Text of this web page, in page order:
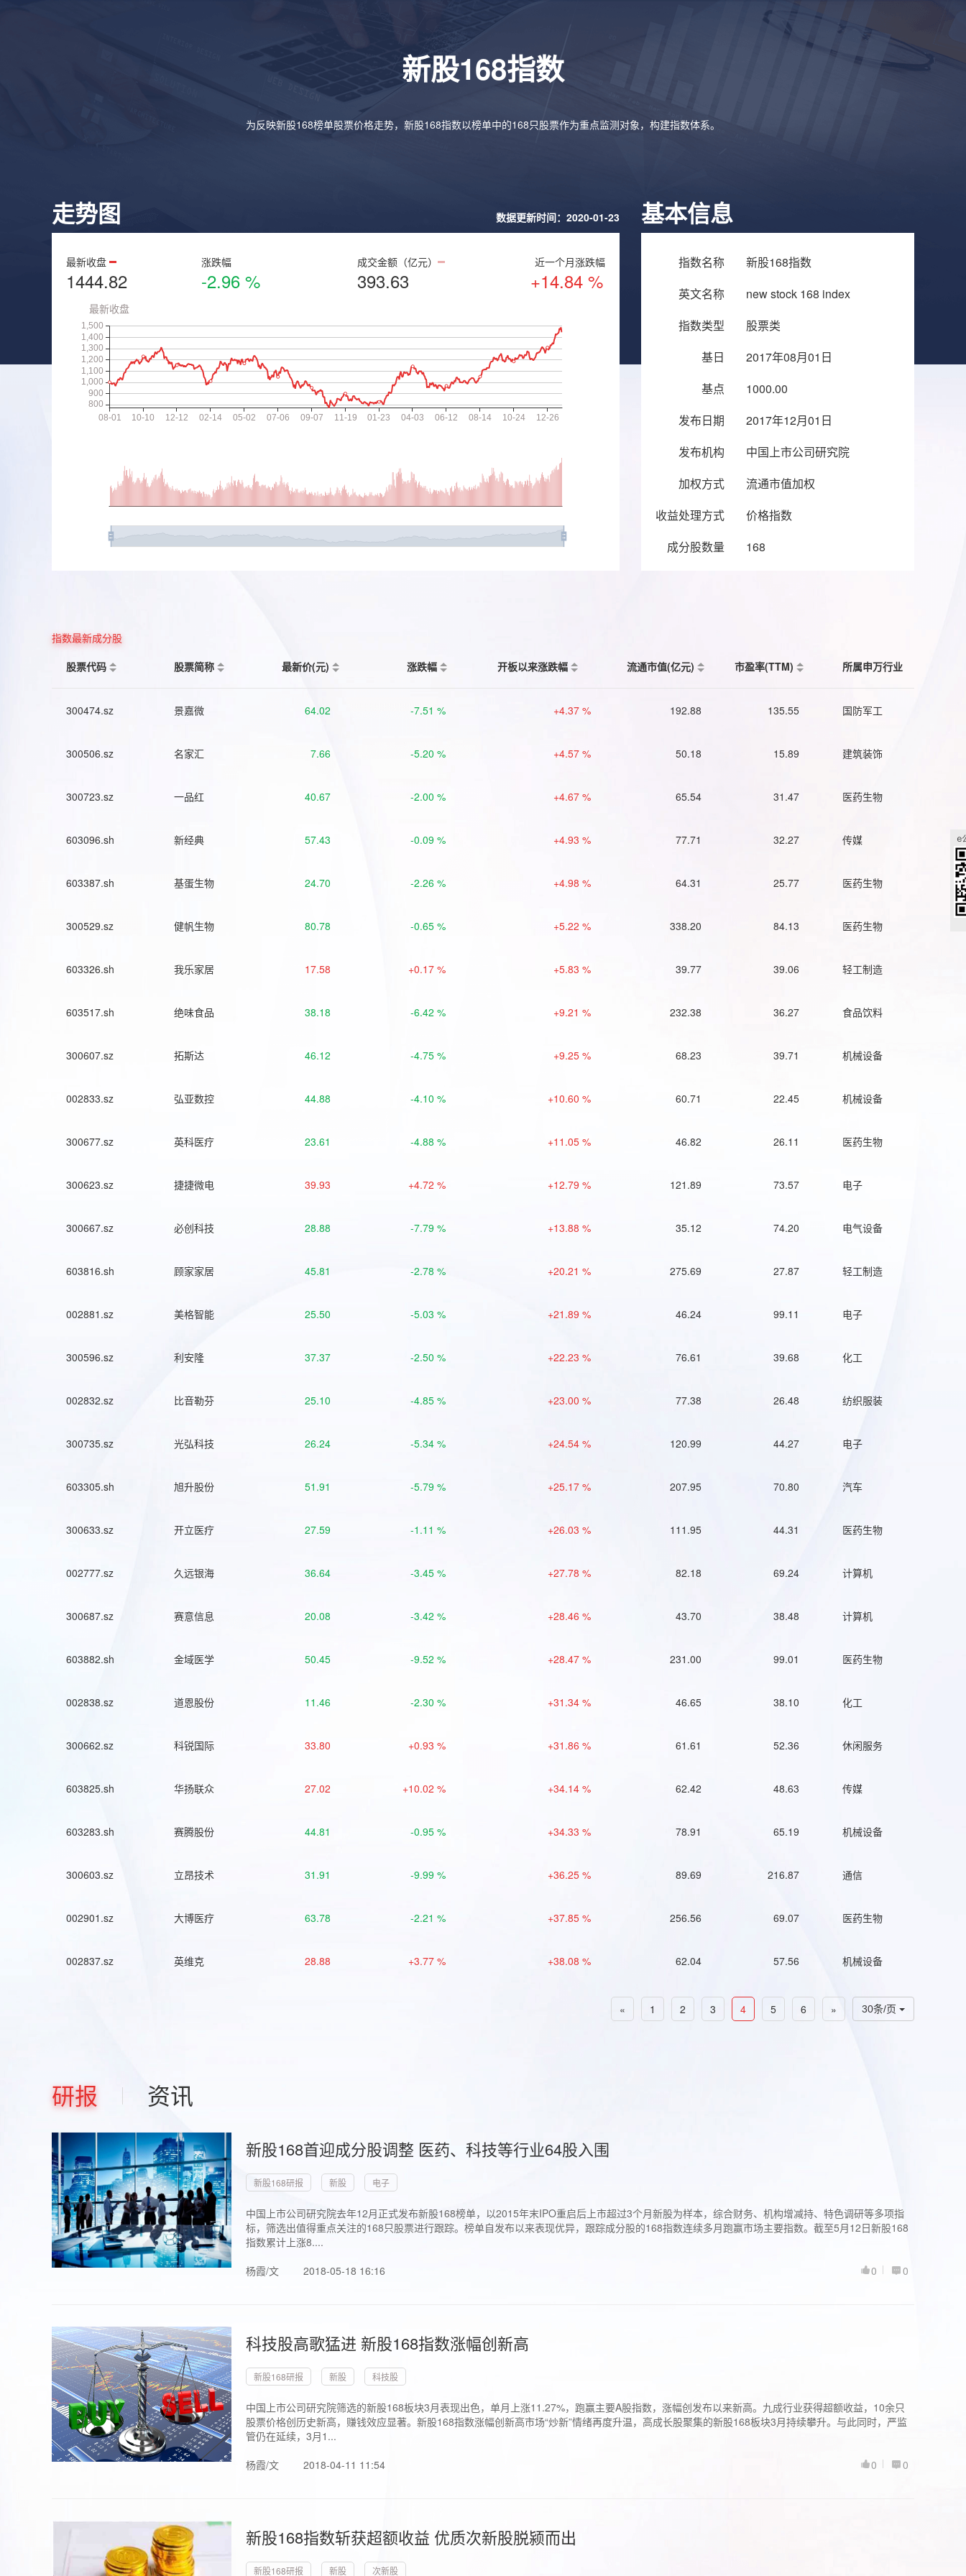
新股168指数
为反映新股168榜单股票价格走势，新股168指数以榜单中的168只股票作为重点监测对象，构建指数体系。
走势图 数据更新时间：2020-01-23
最新收盘
1444.82
涨跌幅
-2.96 %
成交金额（亿元）
393.63
近一个月涨跌幅
+14.84 %
基本信息
指数名称
新股168指数
英文名称
new stock 168 index
指数类型
股票类
基日
2017年08月01日
基点
1000.00
发布日期
2017年12月01日
发布机构
中国上市公司研究院
加权方式
流通市值加权
收益处理方式
价格指数
成分股数量
168
指数最新成分股
股票代码
股票简称 最新价(元) 涨跌幅 开板以来涨跌幅 流通市值(亿元) 市盈率(TTM) 所属申万行业
300474.sz 景嘉微 64.02 -7.51 % +4.37 % 192.88 135.55 国防军工
300506.sz 名家汇 7.66 -5.20 % +4.57 % 50.18 15.89 建筑装饰
300723.sz 一品红 40.67 -2.00 % +4.67 % 65.54 31.47 医药生物
603096.sh 新经典 57.43 -0.09 % +4.93 % 77.71 32.27 传媒
603387.sh 基蛋生物 24.70 -2.26 % +4.98 % 64.31 25.77 医药生物
300529.sz 健帆生物 80.78 -0.65 % +5.22 % 338.20 84.13 医药生物
603326.sh 我乐家居 17.58 +0.17 % +5.83 % 39.77 39.06 轻工制造
603517.sh 绝味食品 38.18 -6.42 % +9.21 % 232.38 36.27 食品饮料
300607.sz 拓斯达 46.12 -4.75 % +9.25 % 68.23 39.71 机械设备
002833.sz 弘亚数控 44.88 -4.10 % +10.60 % 60.71 22.45 机械设备
300677.sz 英科医疗 23.61 -4.88 % +11.05 % 46.82 26.11 医药生物
300623.sz 捷捷微电 39.93 +4.72 % +12.79 % 121.89 73.57 电子
300667.sz 必创科技 28.88 -7.79 % +13.88 % 35.12 74.20 电气设备
603816.sh 顾家家居 45.81 -2.78 % +20.21 % 275.69 27.87 轻工制造
002881.sz 美格智能 25.50 -5.03 % +21.89 % 46.24 99.11 电子
300596.sz 利安隆 37.37 -2.50 % +22.23 % 76.61 39.68 化工
002832.sz 比音勒芬 25.10 -4.85 % +23.00 % 77.38 26.48 纺织服装
300735.sz 光弘科技 26.24 -5.34 % +24.54 % 120.99 44.27 电子
603305.sh 旭升股份 51.91 -5.79 % +25.17 % 207.95 70.80 汽车
300633.sz 开立医疗 27.59 -1.11 % +26.03 % 111.95 44.31 医药生物
002777.sz 久远银海 36.64 -3.45 % +27.78 % 82.18 69.24 计算机
300687.sz 赛意信息 20.08 -3.42 % +28.46 % 43.70 38.48 计算机
603882.sh 金域医学 50.45 -9.52 % +28.47 % 231.00 99.01 医药生物
002838.sz 道恩股份 11.46 -2.30 % +31.34 % 46.65 38.10 化工
300662.sz 科锐国际 33.80 +0.93 % +31.86 % 61.61 52.36 休闲服务
603825.sh 华扬联众 27.02 +10.02 % +34.14 % 62.42 48.63 传媒
603283.sh 赛腾股份 44.81 -0.95 % +34.33 % 78.91 65.19 机械设备
300603.sz 立昂技术 31.91 -9.99 % +36.25 % 89.69 216.87 通信
002901.sz 大博医疗 63.78 -2.21 % +37.85 % 256.56 69.07 医药生物
002837.sz 英维克 28.88 +3.77 % +38.08 % 62.04 57.56 机械设备
30条/页
« 1 2 3 4 5 6 »
研报 资讯
新股168首迎成分股调整 医药、科技等行业64股入围
新股168研报 新股 电子
中国上市公司研究院去年12月正式发布新股168榜单，以2015年末IPO重启后上市超过3个月新股为样本，综合财务、机构增减持、特色调研等多项指
标，筛选出值得重点关注的168只股票进行跟踪。榜单自发布以来表现优异，跟踪成分股的168指数连续多月跑赢市场主要指数。截至5月12日新股168
指数累计上涨8....
杨霞/文
2018-05-18 16:16 0
0
科技股高歌猛进 新股168指数涨幅创新高
新股168研报 新股 科技股
中国上市公司研究院筛选的新股168板块3月表现出色，单月上涨11.27%，跑赢主要A股指数，涨幅创发布以来新高。九成行业获得超额收益，10余只
股票价格创历史新高，赚钱效应显著。新股168指数涨幅创新高市场“炒新”情绪再度升温，高成长股聚集的新股168板块3月持续攀升。与此同时，严监
管仍在延续，3月1...
杨霞/文
2018-04-11 11:54 0
0
新股168指数斩获超额收益 优质次新股脱颍而出
新股168研报 新股 次新股